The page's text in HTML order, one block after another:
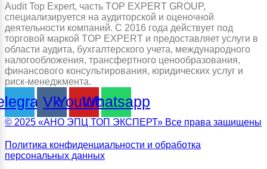
Audit Top Expert, часть TOP EXPERT GROUP,
специализируется на аудиторской и оценочной
деятельности компаний. С 2016 года действует под
торговой маркой TOP EXPERT и предоставляет услуги в
области аудита, бухгалтерского учета, международного
налогообложения, трансфертного ценообразования,
финансового консультирования, юридических услуг и
риск-менеджмента.
VkYoutube
Whatsapp
© 2025 «АНО ЭПЦ ТОП ЭКСПЕРТ» Все права защищены
Политика конфиденциальности и обработка
персональных данных